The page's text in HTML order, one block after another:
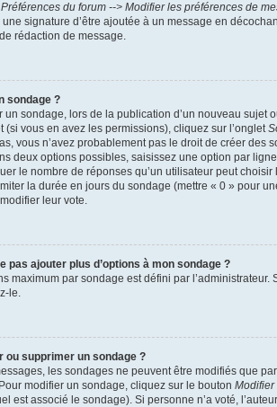
Préférences du forum --> Modifier les préférences de
signature d’être ajoutée à un message en
rédaction de message.
sondage ?
un sondage, lors de la publication d’un nouveau sujet
(si vous en avez les permissions), cliquez sur l’onglet
vous n’avez probablement pas le droit de créer des
deux options possibles, saisissez une option par
le nombre de réponses qu’un utilisateur peut
la durée en jours du sondage (mettre « 0 » pour
leur vote.
pas ajouter plus d’options à mon sondage ?
maximum par sondage est défini par
le.
ou supprimer un sondage ?
les sondages ne peuvent être modifiés que
modifier un sondage, cliquez sur le bouton Modifier
est associé le sondage). Si personne n’a voté,